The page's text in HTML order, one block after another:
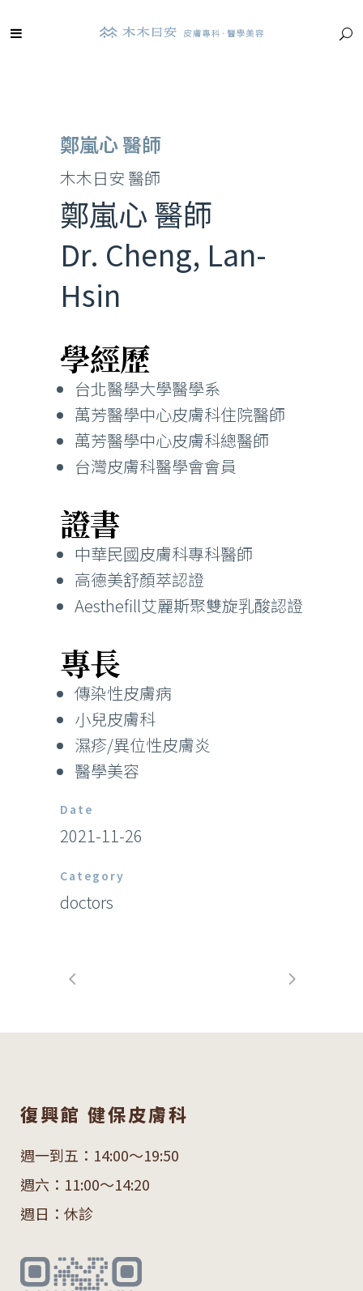
鄭嵐心 醫師
木木日安 醫師
鄭嵐心 醫師
Dr. Cheng, Lan-
Hsin
學經歷
台北醫學大學醫學系
萬芳醫學中心皮膚科住院醫師
萬芳醫學中心皮膚科總醫師
台灣皮膚科醫學會會員
證書
中華民國皮膚科專科醫師
高德美舒顏萃認證
Aesthefill艾麗斯聚雙旋乳酸認證
專長
傳染性皮膚病
小兒皮膚科
濕疹/異位性皮膚炎
醫學美容
Date
2021-11-26
Category
doctors
復興館 健保皮膚科
週一到五：14:00～19:50
週六：11:00～14:20
週日：休診